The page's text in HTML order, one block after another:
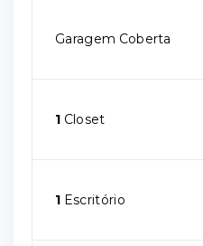
Garagem Coberta
1 Closet
1 Escritório